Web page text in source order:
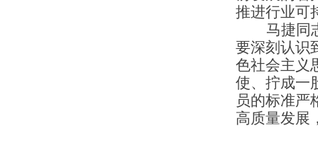
推进行业可
马捷同
要深刻认识
色社会主义
使、拧成一
员的标准严
高质量发展